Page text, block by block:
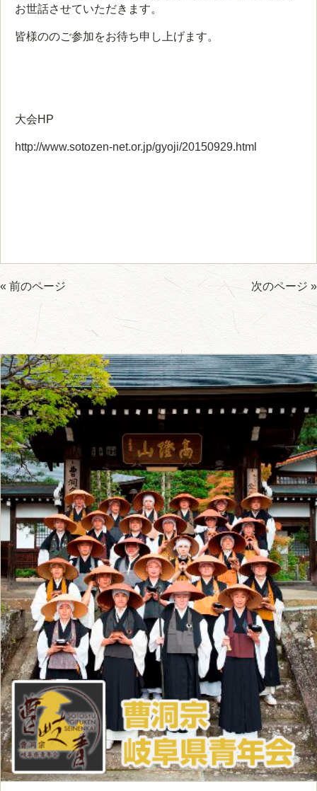
お世話させていただきます。
皆様ののご参加をお待ち申し上げます。
大会HP
http://www.sotozen-net.or.jp/gyoji/20150929.html
« 前のページ 次のページ »